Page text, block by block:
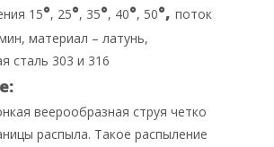
15°, 25°, 35°, 40°, 50°, поток
материал – латунь,
сталь 303 и 316
веерообразная струя четко
распыла. Такое распыление